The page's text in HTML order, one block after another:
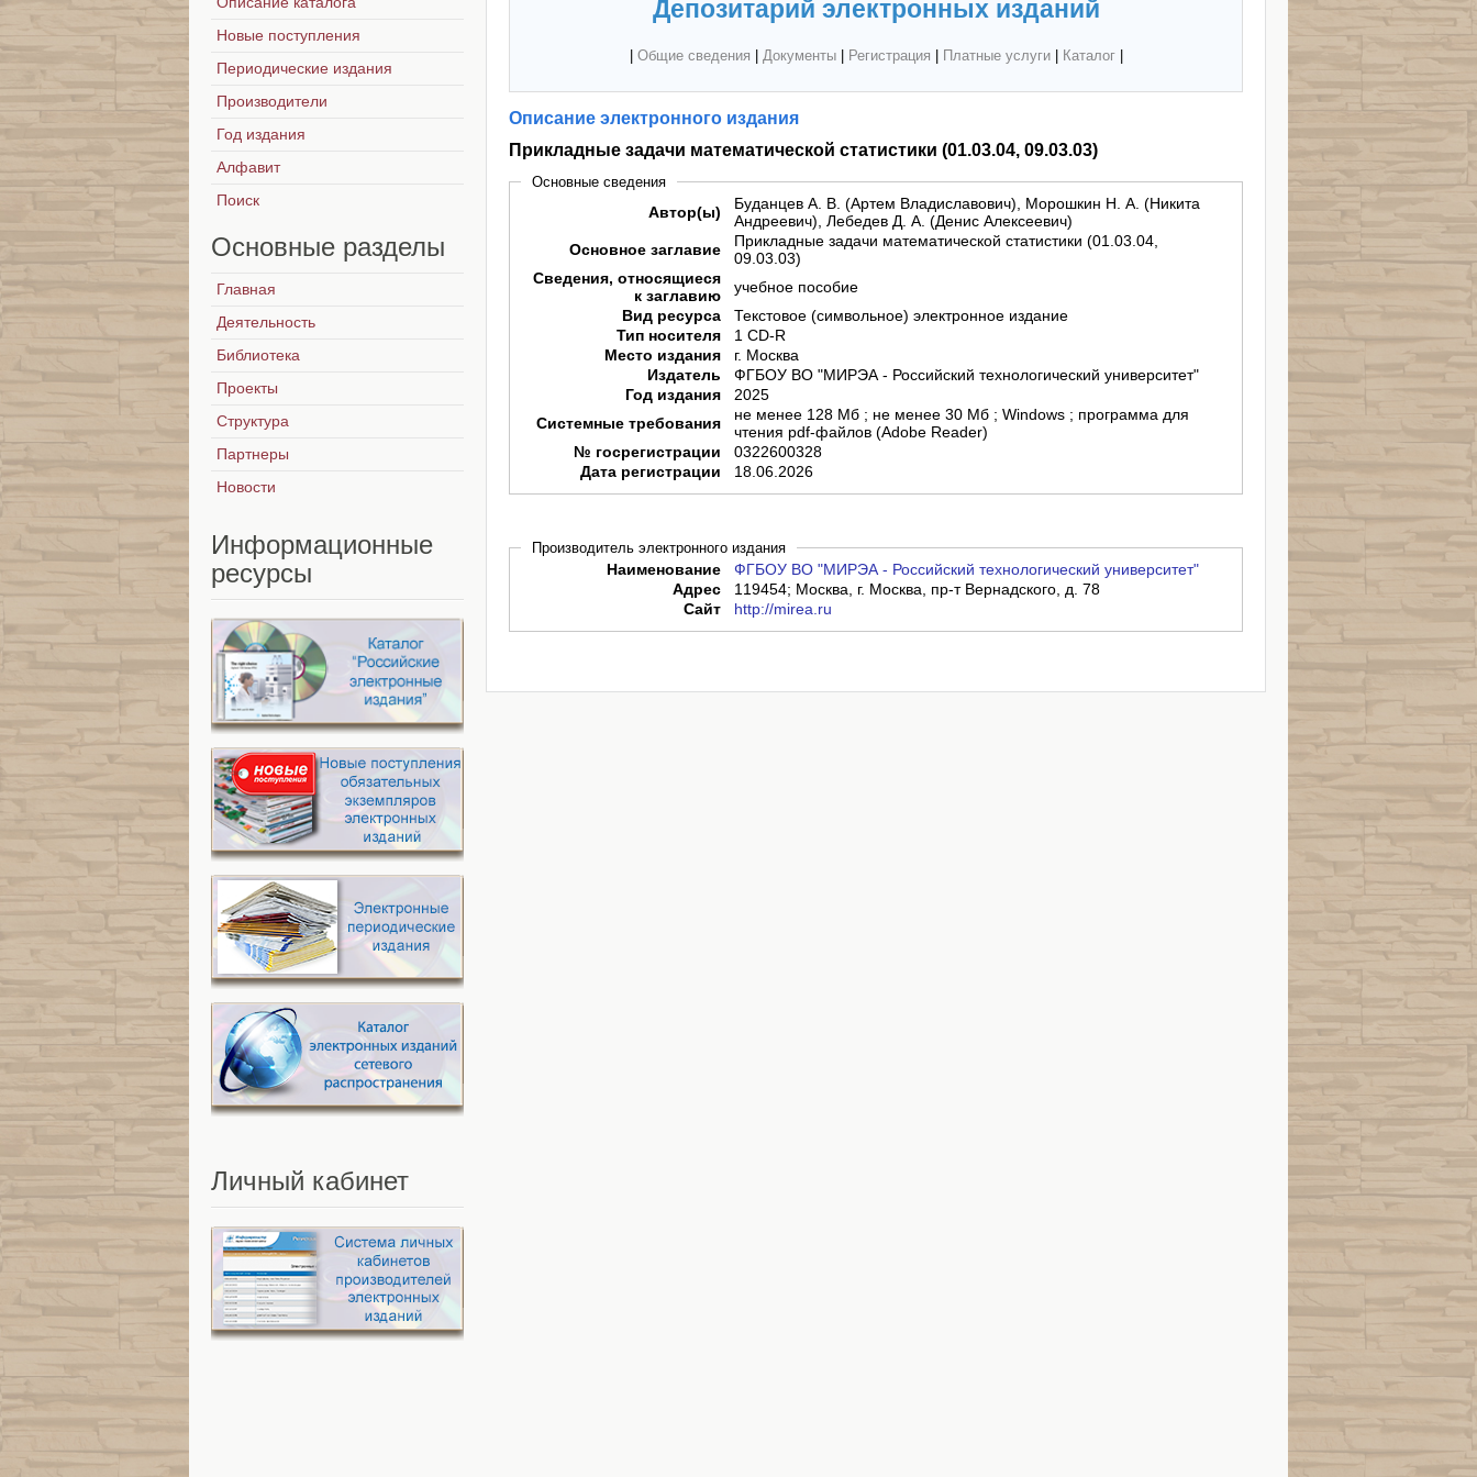
Депозитарий электронных изданий
Общие сведения Документы| Регистрация Платные услуги| Каталог|
Описание электронного издания
Прикладные задачи математической статистики (01.03.04, 09.03.03)
Основные сведения
Автор(ы)
Буданцев А. В. (Артем Владиславович), Морошкин Н. А. (Никита
Андреевич), Лебедев Д. А. (Денис Алексеевич)
Основное заглавие
Прикладные задачи математической статистики (01.03.04,
09.03.03)
Сведения, относящиеся
к заглавию
учебное пособие
Вид ресурса
Текстовое (символьное) электронное издание
Тип носителя
1 CD-R
Место издания
г. Москва
Издатель
ФГБОУ ВО "МИРЭА - Российский технологический университет"
Год издания
2025
Системные требования
не менее 128 Мб ; не менее 30 Мб ; Windows ; программа для
чтения pdf-файлов (Adobe Reader)
№ госрегистрации
0322600328
Дата регистрации
18.06.2026
Производитель электронного издания
Наименование
ФГБОУ ВО "МИРЭА - Российский технологический университет"
Адрес
119454; Москва, г. Москва, пр-т Вернадского, д. 78
Сайт
http://mirea.ru
Новые поступления
Периодические издания
Производители
Год издания
Алфавит
Поиск
Основные разделы
Главная
Деятельность
Библиотека
Проекты
Структура
Партнеры
Новости
Информационные
ресурсы
Личный кабинет